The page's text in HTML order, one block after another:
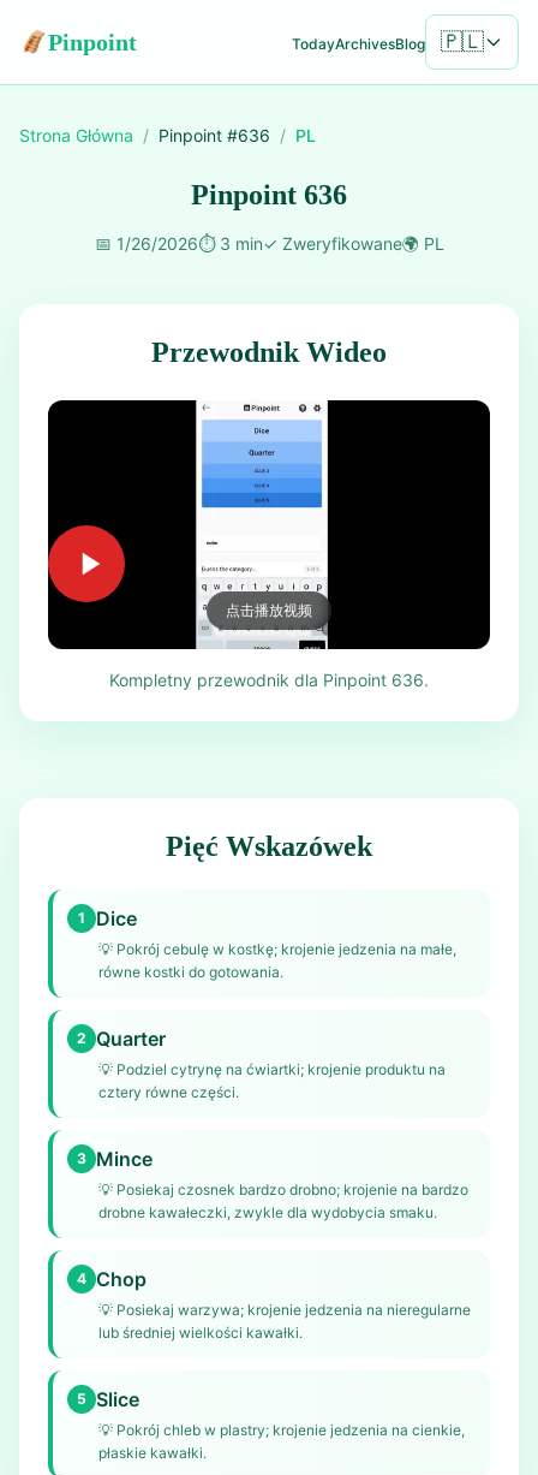
Pinpoint TodayArchivesBlog 🇵🇱
Strona Główna / Pinpoint #636 / PL
Pinpoint 636
📅 1/26/2026⏱️ 3 min✓ Zweryfikowane🌍 PL
Przewodnik Wideo
点击播放视频
Kompletny przewodnik dla Pinpoint 636.
Pięć Wskazówek
1 Dice
💡 Pokrój cebulę w kostkę; krojenie jedzenia na małe,
równe kostki do gotowania.
2 Quarter
💡 Podziel cytrynę na ćwiartki; krojenie produktu na
cztery równe części.
3 Mince
💡 Posiekaj czosnek bardzo drobno; krojenie na bardzo
drobne kawałeczki, zwykle dla wydobycia smaku.
4 Chop
💡 Posiekaj warzywa; krojenie jedzenia na nieregularne
lub średniej wielkości kawałki.
5 Slice
💡 Pokrój chleb w plastry; krojenie jedzenia na cienkie,
płaskie kawałki.